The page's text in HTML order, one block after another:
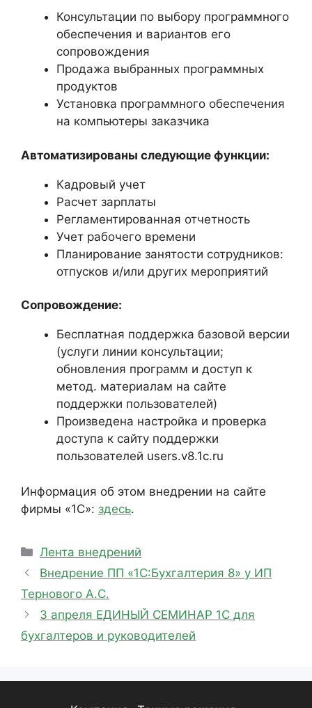
Консультации по выбору программного
обеспечения и вариантов его
сопровождения
Продажа выбранных программных
продуктов
Установка программного обеспечения
на компьютеры заказчика
Автоматизированы следующие функции:
Кадровый учет
Расчет зарплаты
Регламентированная отчетность
Учет рабочего времени
Планирование занятости сотрудников:
отпусков и/или других мероприятий
Сопровождение:
Бесплатная поддержка базовой версии
(услуги линии консультации;
обновления программ и доступ к
метод. материалам на сайте
поддержки пользователей)
Произведена настройка и проверка
доступа к сайту поддержки
пользователей users.v8.1c.ru
Информация об этом внедрении на сайте
фирмы «1С»: здесь.
Рубрики
Лента внедрений
Внедрение ПП «1С:Бухгалтерия 8» у ИП
Тернового А.С.
3 апреля ЕДИНЫЙ СЕМИНАР 1С для
бухгалтеров и руководителей